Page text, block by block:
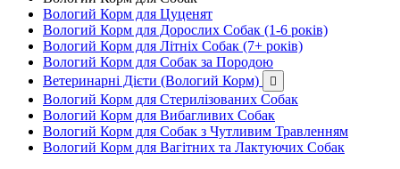
Вологий Корм для Цуценят
Вологий Корм для Дорослих Собак (1-6 років)
Вологий Корм для Літніх Собак (7+ років)
Вологий Корм для Собак за Породою
Ветеринарні Дієти (Вологий Корм)

Вологий Корм для Стерилізованих Собак
Вологий Корм для Вибагливих Собак
Вологий Корм для Собак з Чутливим Травленням
Вологий Корм для Вагітних та Лактуючих Собак